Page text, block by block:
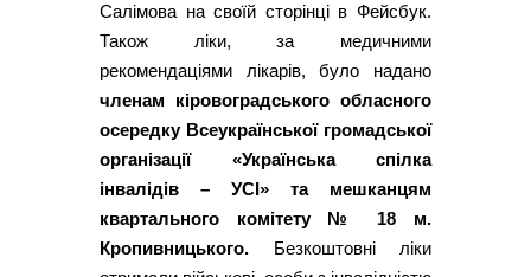
Салімова на своїй сторінці в Фейсбук.
Також ліки, за медичними
рекомендаціями лікарів, було надано
членам кіровоградського обласного
осередку Всеукраїнської громадської
організації «Українська спілка
інвалідів – УСІ» та мешканцям
квартального комітету № 18 м.
Кропивницького. Безкоштовні ліки